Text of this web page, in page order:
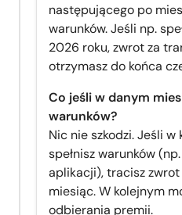
następującego po
warunków. Jeśli np.
2026 roku, zwrot za
otrzymasz do końca
Co jeśli w danym
warunków?
Nic nie szkodzi. Jeśli
spełnisz warunków
aplikacji), tracisz zwrot
miesiąc. W kolejnym
odbierania premii.